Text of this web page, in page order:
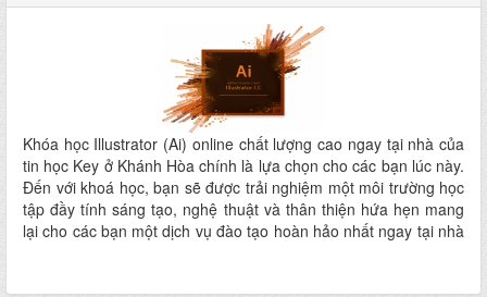
Khóa học Illustrator (Ai) online chất lượng cao ngay tại nhà của
tin học Key ở Khánh Hòa chính là lựa chọn cho các bạn lúc này.
Đến với khoá học, bạn sẽ được trải nghiệm một môi trường học
tập đầy tính sáng tạo, nghệ thuật và thân thiện hứa hẹn mang
lại cho các bạn một dịch vụ đào tạo hoàn hảo nhất ngay tại nhà